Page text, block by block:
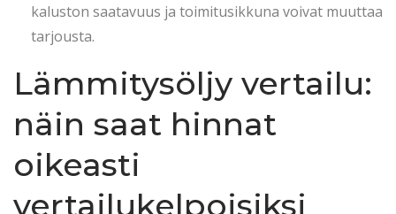
kaluston saatavuus ja toimitusikkuna voivat muuttaa
tarjousta.
Lämmitysöljy vertailu:
näin saat hinnat
oikeasti
vertailukelpoisiksi